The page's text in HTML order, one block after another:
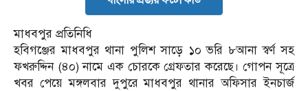
মাধবপুর প্রতিনিধি
হবিগঞ্জের মাধবপুর থানা পুলিশ সাড়ে ১০ ভরি ৮আনা স্বর্ণ সহ
ফখরুদ্দিন (৪০) নামে এক চোরকে গ্রেফতার করেছে। গোপন সূত্রে
খবর পেয়ে মঙ্গলবার দুপুরে মাধবপুর থানার অফিসার ইনচার্জ